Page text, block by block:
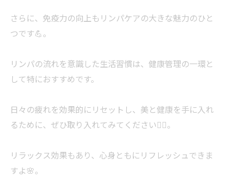
さらに、免疫力の向上もリンパケアの大きな魅力のひと
つです💪。
リンパの流れを意識した生活習慣は、健康管理の一環と
して特におすすめです。
日々の疲れを効果的にリセットし、美と健康を手に入れ
るために、ぜひ取り入れてみてください🧘‍♀️。
リラックス効果もあり、心身ともにリフレッシュできま
すよ🌸。